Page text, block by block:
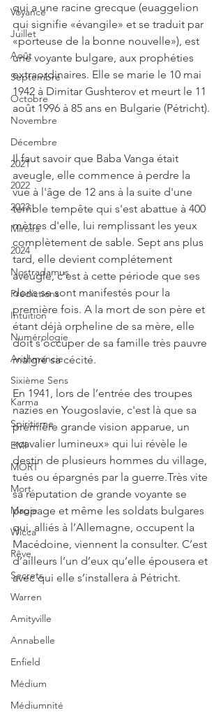
Voyance
Juillet
Août
Septembre
Octobre
Novembre
Décembre
2021
2022
2023
Miroirs
2024
Nostradamus
Prédictions
Intuition
Numérologie
Arithmancie
Sixième Sens
Karma
Spiritisme
EMI
MORT
Mort
Magie
Wicca
Rêve
Secrets
Warren
Amityville
Annabelle
Enfield
Médium
Médiumnité
qui a une racine grecque (euaggelion
qui signifie «évangile» et se traduit par
«porteuse de la bonne nouvelle»), est
une voyante bulgare, aux prophéties
extraordinaires. Elle se marie le 10 mai
1942 à Dimitar Gushterov et meurt le 11
août 1996 à 85 ans en Bulgarie (Pétricht).
Il faut savoir que Baba Vanga était
aveugle, elle commence à perdre la
vue à l'âge de 12 ans à la suite d'une
terrible tempête qui s'est abattue à 400
mètres d'elle, lui remplissant les yeux
complètement de sable. Sept ans plus
tard, elle devient complétement
aveugle, c'est à cette période que ses
dons se sont manifestés pour la
première fois. A la mort de son père et
étant déjà orpheline de sa mère, elle
doit s’occuper de sa famille très pauvre
malgré sa cécité.
En 1941, lors de l’entrée des troupes
nazies en Yougoslavie, c'est là que sa
première grande vision apparue, un
«cavalier lumineux» qui lui révèle le
destin de plusieurs hommes du village,
tués ou épargnés par la guerre.Très vite
sa réputation de grande voyante se
propage et même les soldats bulgares
qui, alliés à l’Allemagne, occupent la
Macédoine, viennent la consulter. C’est
d’ailleurs l’un d’eux qu’elle épousera et
avec qui elle s’installera à Pétricht.